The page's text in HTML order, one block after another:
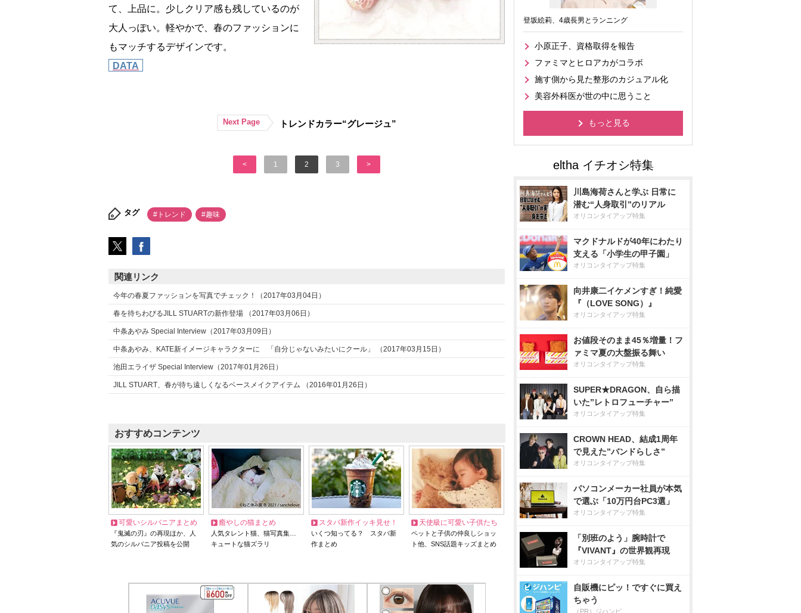
て、上品に。少しクリア感も残しているのが
大人っぽい。軽やかで、春のファッションに
もマッチするデザインです。
DATA
Next Page トレンドカラー“グレージュ”
< 1 2 3 >
タグ #トレンド #趣味
関連リンク
今年の春夏ファッションを写真でチェック！（2017年03月04日）
春を待ちわびるJILL STUARTの新作登場 （2017年03月06日）
中条あやみ Special Interview（2017年03月09日）
中条あやみ、KATE新イメージキャラクターに 「自分じゃないみたいにクール」 （2017年03月15日）
池田エライザ Special Interview（2017年01月26日）
JILL STUART、春が待ち遠しくなるベースメイクアイテム （2016年01月26日）
おすすめコンテンツ
可愛いシルバニアまとめ
『鬼滅の刃』の再現ほか、人
気のシルバニア投稿を公開
癒やしの猫まとめ
人気タレント猫、猫写真集…
キュートな猫ズラリ
スタバ新作イッキ見せ！
いくつ知ってる？ スタバ新
作まとめ
天使級に可愛い子供たち
ペットと子供の仲良しショッ
ト他、SNS話題キッズまとめ
登坂絵莉、4歳長男とランニング
小原正子、資格取得を報告
ファミマとヒロアカがコラボ
施す側から見た整形のカジュアル化
美容外科医が世の中に思うこと
もっと見る
川島海荷さんと学ぶ 日常に
潜む“人身取引”のリアル
オリコンタイアップ特集
マクドナルドが40年にわたり
支える「小学生の甲子園」
オリコンタイアップ特集
向井康二イケメンすぎ！純愛
『（LOVE SONG）』
オリコンタイアップ特集
お値段そのまま45％増量！フ
ァミマ夏の大盤振る舞い
オリコンタイアップ特集
SUPER★DRAGON、自ら描
いた”レトロフューチャー”
オリコンタイアップ特集
CROWN HEAD、結成1周年
で見えた”バンドらしさ”
オリコンタイアップ特集
パソコンメーカー社員が本気
で選ぶ「10万円台PC3選」
オリコンタイアップ特集
「別班のよう」腕時計で
『VIVANT』の世界観再現
オリコンタイアップ特集
自販機にピッ！ですぐに買え
ちゃう
（PR）ジハンピ